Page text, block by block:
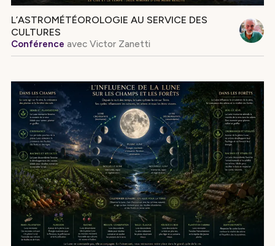
L’ASTROMÉTÉOROLOGIE AU SERVICE DES
CULTURES
Conférence avecVictor Zanetti